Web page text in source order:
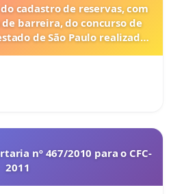
cadastro de reservas, com
barreira, do concurso de
de São Paulo realizado
nº 467/2010 para o CFC-
2011